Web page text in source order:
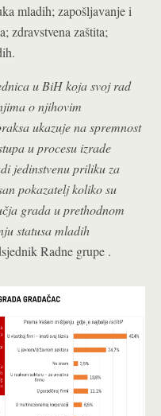
mladih; zapošljavanje i
zdravstvena zaštita;
u BiH koja svoj rad
o njihovim
ukazuje na spremnost
u procesu izrade
jedinstvenu priliku za
pokazatelj koliko su
grada u prethodnom
statusa mladih
Radne grupe .